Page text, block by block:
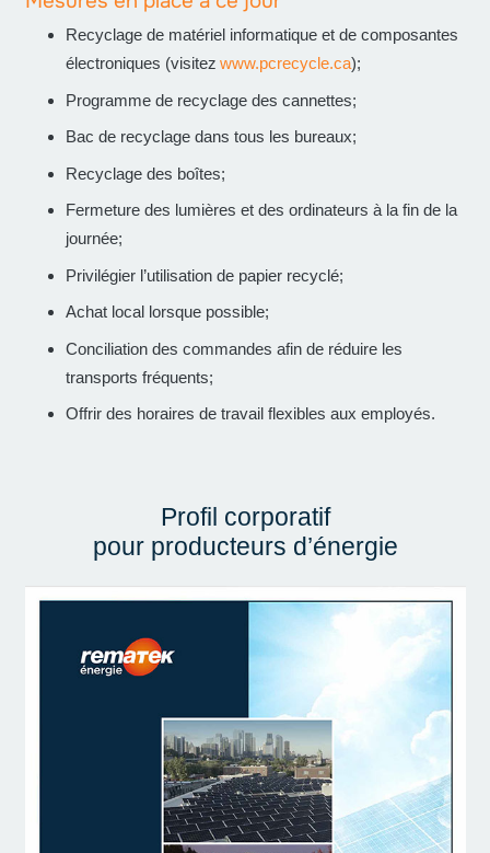
Recyclage de matériel informatique et de composantes
électroniques (visitez www.pcrecycle.ca);
Programme de recyclage des cannettes;
Bac de recyclage dans tous les bureaux;
Recyclage des boîtes;
Fermeture des lumières et des ordinateurs à la fin de la
journée;
Privilégier l’utilisation de papier recyclé;
Achat local lorsque possible;
Conciliation des commandes afin de réduire les
transports fréquents;
Offrir des horaires de travail flexibles aux employés.
Profil corporatif
pour producteurs d’énergie